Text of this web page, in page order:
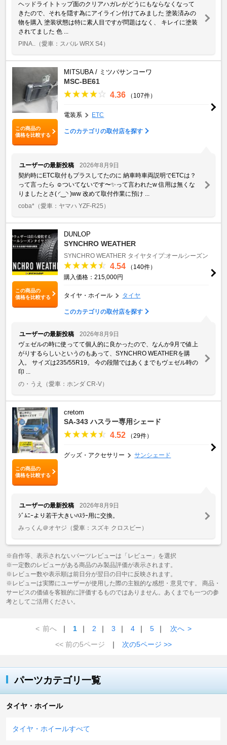
ヘッドライトトップ面のクリアハガレがどうにもならなくなって
きたので、それを隠す為にアイライン付けてみました 塗装済みの
物を購入 塗装状態は特に素人目ですが問題はなく、 キレイに塗装
されてました 色 ...
PINA..
（愛車：スバル WRX S4）
この商品の
価格を比較する
MITSUBA / ミツバサンコーワ
MSC-BE61
4.36 （107件）
電装系 ETC
このカテゴリの取付店を探す
ユーザーの最新投稿
2026年8月9日
契約時にETC取付もプラスしてたのに 納車時車両説明でETCは？
って言ったら ☺️ついてないです〜✨って言われたw 信用は無くな
りましたとさ(⁠ ⁠◜⁠‿⁠◝⁠ ⁠)⁠ww 改めて取付作業に預け ...
coba* （愛車：ヤマハ YZF-R25）
この商品の
価格を比較する
DUNLOP
SYNCHRO WEATHER
SYNCHRO WEATHER タイヤタイプ:オールシーズン
4.54
（140件）
購入価格：215,000円
タイヤ・ホイール タイヤ
このカテゴリの取付店を探す
ユーザーの最新投稿
2026年8月9日
ヴェゼルの時に使ってて個人的に良かったので、なんか9月で値上
がりするらしいというのもあって、SYNCHRO WEATHERを購
入。 サイズは235/55R19。 今の段階ではあくまでもヴェゼル時の
印 ...
の・うえ
（愛車：ホンダ CR-V）
この商品の
価格を比較する
cretom
SA-343 ハスラー専用シェード
4.52 （29件）
グッズ・アクセサリー サンシェード
ユーザーの最新投稿
2026年8月9日
ｼﾞﾑﾆｰより若干大きいﾊｽﾗｰ用に交換。
みっくん＠オヤジ （愛車：スズキ クロスビー）
※自作等、表示されないパーツレビューは「レビュー」を選択
※一定数のレビューがある商品のみ製品評価が表示されます。
※レビュー数や表示順は前日分が翌日の日中に反映されます。
※レビューは実際にユーザーが使用した際の主観的な感想・意見です。 商品・
サービスの価値を客観的に評価するものではありません。あくまでも一つの参
考としてご活用ください。
< 前へ ｜ 1 ｜ 2 ｜ 3 ｜ 4 ｜ 5 ｜ 次へ >
<< 前の5ページ
｜ 次の5ページ >>
パーツカテゴリ一覧
タイヤ・ホイール
タイヤ・ホイールすべて